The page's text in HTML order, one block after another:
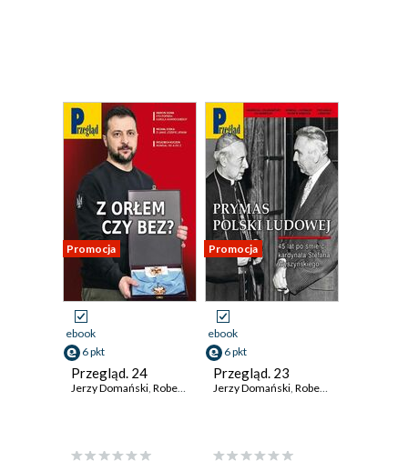
Promocja
ebook
6 pkt
Przegląd. 24
Jerzy Domański, Robert Walenciak ,Kornel Wawrzyniak
Promocja
ebook
6 pkt
Przegląd. 23
Jerzy Domański, Robert Walenciak